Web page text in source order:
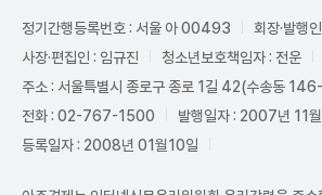
정기간행등록번호 : 서울 아 00493
회장·발행
사장·편집인 : 임규진
청소년보호책임자 : 전운
주소 : 서울특별시 종로구 종로 1길 42(수송동
전화 : 02-767-1500
발행일자 : 2007년 11
등록일자 : 2008년 01월10일